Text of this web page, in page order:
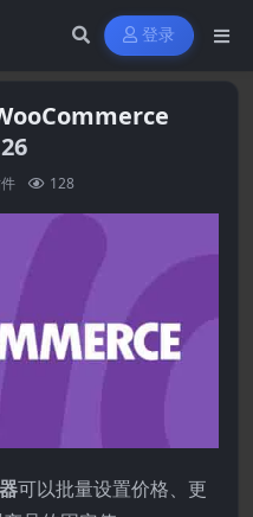
登录
128
可以批量设置价格、更